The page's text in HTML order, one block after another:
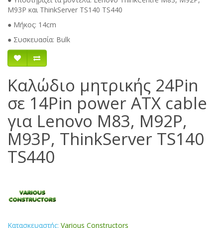
M93P και ThinkServer TS140 TS440
● Μήκος: 14cm
● Συσκευασία: Bulk
Καλώδιο μητρικής 24Pin
σε 14Pin power ATX cable
για Lenovo M83, M92P,
M93P, ThinkServer TS140
TS440
Κατασκευαστής: Various Constructors